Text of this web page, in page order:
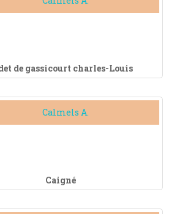
de gassicourt charles-Louis
Caigné